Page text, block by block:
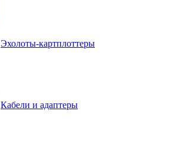
Эхолоты-картплоттеры
Кабели и адаптеры